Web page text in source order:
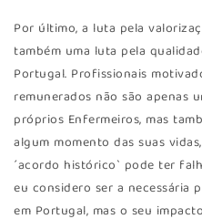
Por último, a luta pela
também uma luta pela
Portugal. Profissionais
remunerados não são apenas
próprios Enfermeiros, mas
algum momento das suas
´acordo histórico` pode ter
eu considero ser a necessária
em Portugal, mas o seu